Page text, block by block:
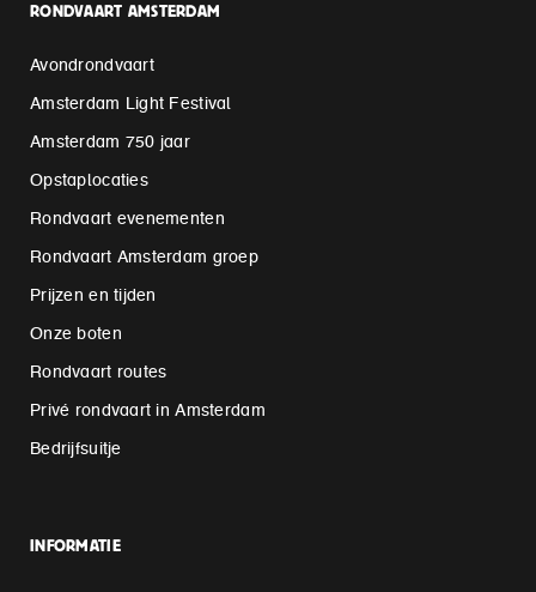
RONDVAART AMSTERDAM
Avondrondvaart
Amsterdam Light Festival
Amsterdam 750 jaar
Opstaplocaties
Rondvaart evenementen
Rondvaart Amsterdam groep
Prijzen en tijden
Onze boten
Rondvaart routes
Privé rondvaart in Amsterdam
Bedrijfsuitje
INFORMATIE